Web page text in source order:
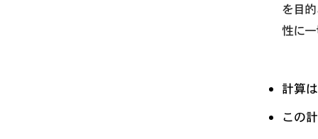
を目
性に
計算
この